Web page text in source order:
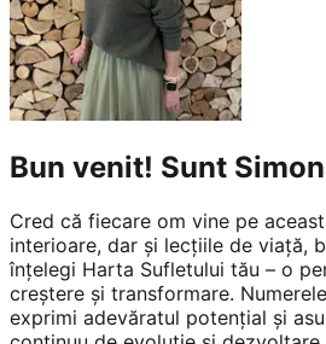
Bun venit! Sunt
Cred că fiecare om vine pe
interioare, dar și lecțiile de viață,
înțelegi Harta Sufletului tău – o
creștere și transformare.
exprimi adevăratul potențial și